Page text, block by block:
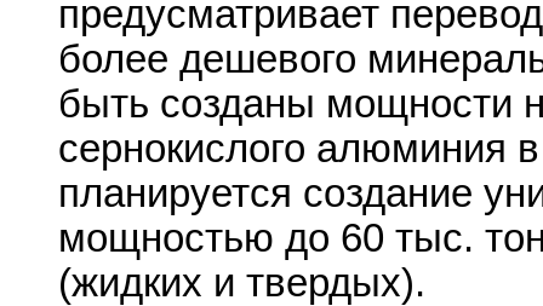
предусматривает
более дешевого
быть созданы мощности
сернокислого алюминия
планируется создание
мощностью до 60 тыс.
(жидких и твердых).